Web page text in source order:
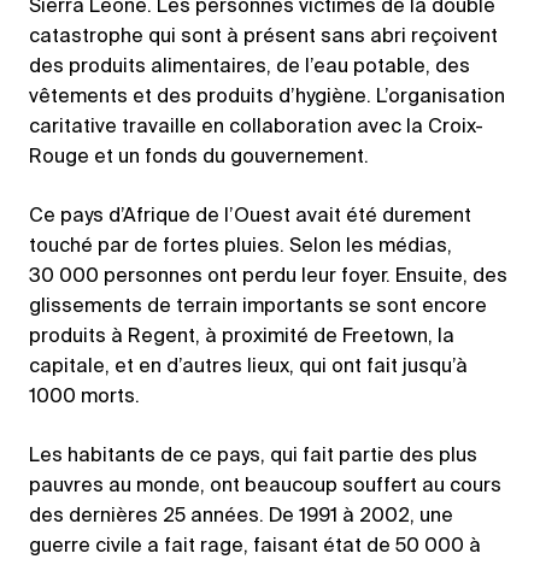
Sierra Leone. Les personnes victimes de la double
catastrophe qui sont à présent sans abri reçoivent
des produits alimentaires, de l’eau potable, des
vêtements et des produits d’hygiène. L’organisation
caritative travaille en collaboration avec la Croix-
Rouge et un fonds du gouvernement.
Ce pays d’Afrique de l’Ouest avait été durement
touché par de fortes pluies. Selon les médias,
30 000 personnes ont perdu leur foyer. Ensuite, des
glissements de terrain importants se sont encore
produits à Regent, à proximité de Freetown, la
capitale, et en d’autres lieux, qui ont fait jusqu’à
1000 morts.
Les habitants de ce pays, qui fait partie des plus
pauvres au monde, ont beaucoup souffert au cours
des dernières 25 années. De 1991 à 2002, une
guerre civile a fait rage, faisant état de 50 000 à